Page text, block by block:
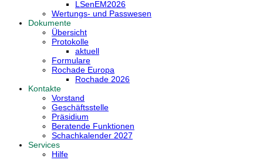
LSenEM2026
Wertungs- und Passwesen
Dokumente
Übersicht
Protokolle
aktuell
Formulare
Rochade Europa
Rochade 2026
Kontakte
Vorstand
Geschäftsstelle
Präsidium
Beratende Funktionen
Schachkalender 2027
Services
Hilfe